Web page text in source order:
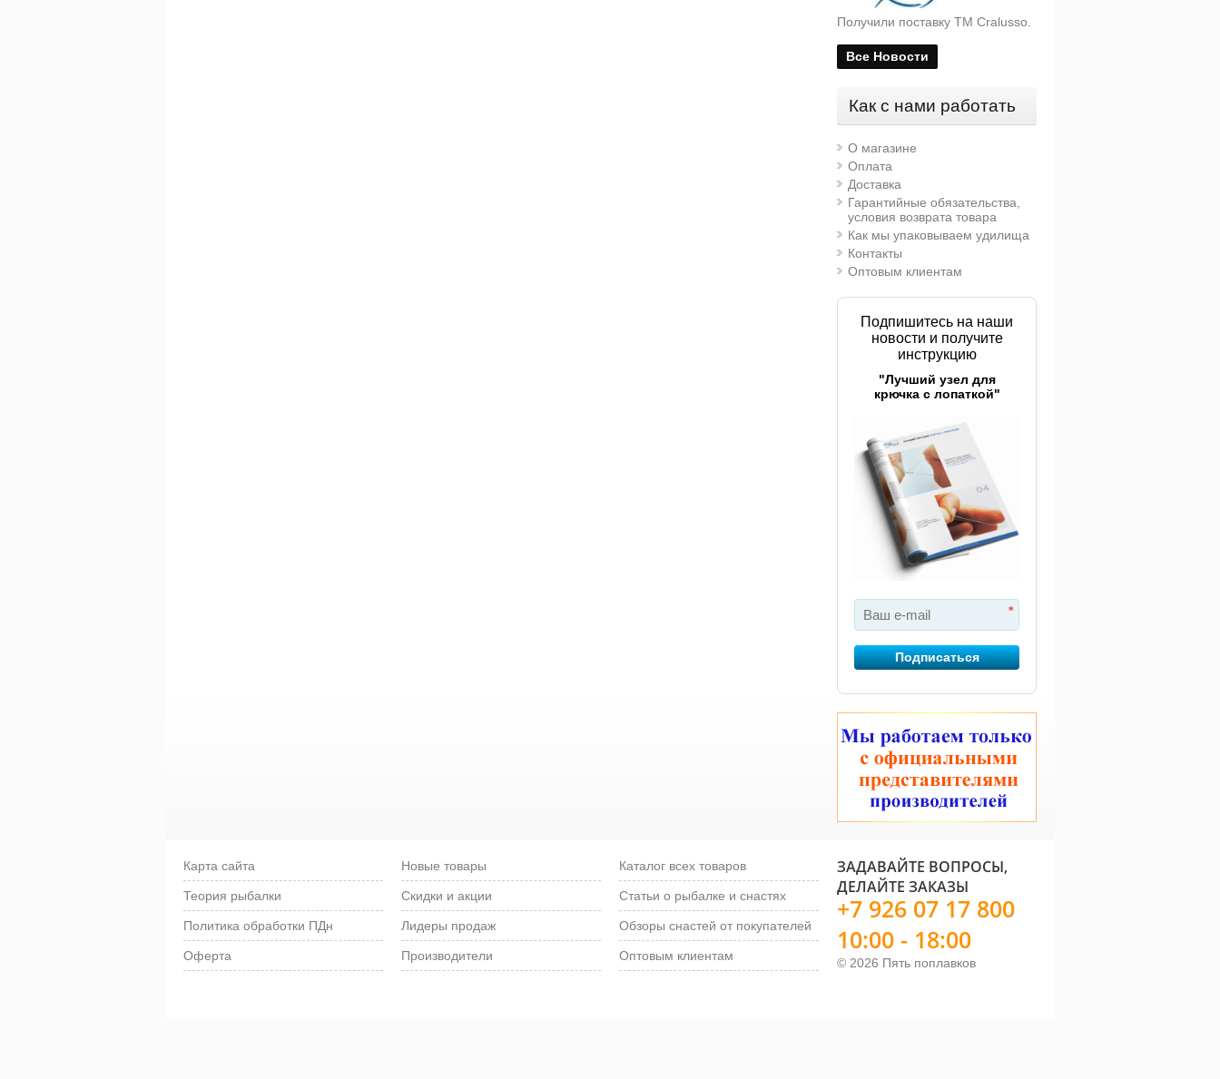
Получили поставку ТМ Cralusso.
Все Новости
Как с нами работать
О магазине
Оплата
Доставка
Гарантийные обязательства,
условия возврата товара
Как мы упаковываем удилища
Контакты
Оптовым клиентам
Подпишитесь на наши
новости и получите
инструкцию
"Лучший узел для
крючка с лопаткой"
*
Подписаться
Карта сайта
Теория рыбалки
Политика обработки ПДн
Оферта
Новые товары
Скидки и акции
Лидеры продаж
Производители
Каталог всех товаров
Статьи о рыбалке и снастях
Обзоры снастей от покупателей
Оптовым клиентам © 2026 Пять поплавков
ЗАДАВАЙТЕ ВОПРОСЫ,
ДЕЛАЙТЕ ЗАКАЗЫ
+7 926 07 17 800
10:00 - 18:00